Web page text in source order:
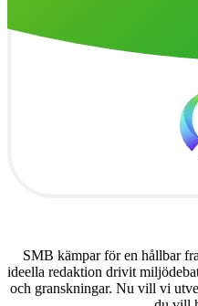
SMB kämpar för en hållbar
ideella redaktion drivit
och granskningar. Nu vill vi